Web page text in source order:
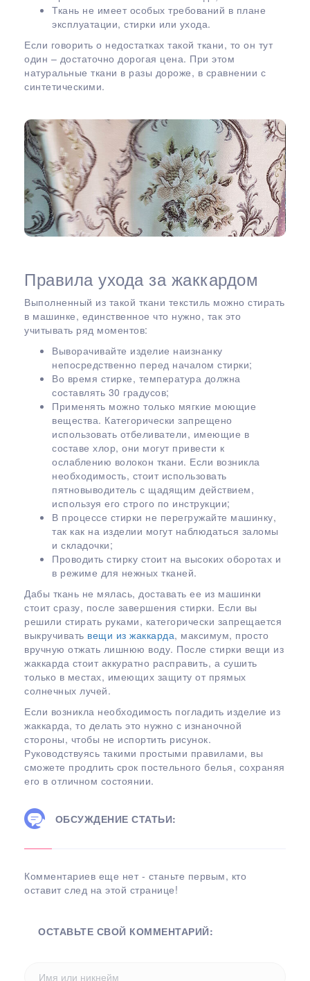
Ткань не имеет особых требований в плане
эксплуатации, стирки или ухода.
Если говорить о недостатках такой ткани, то он тут
один – достаточно дорогая цена. При этом
натуральные ткани в разы дороже, в сравнении с
синтетическими.
Правила ухода за жаккардом
Выполненный из такой ткани текстиль можно стирать
в машинке, единственное что нужно, так это
учитывать ряд моментов:
Выворачивайте изделие наизнанку
непосредственно перед началом стирки;
Во время стирке, температура должна
составлять 30 градусов;
Применять можно только мягкие моющие
вещества. Категорически запрещено
использовать отбеливатели, имеющие в
составе хлор, они могут привести к
ослаблению волокон ткани. Если возникла
необходимость, стоит использовать
пятновыводитель с щадящим действием,
используя его строго по инструкции;
В процессе стирки не перегружайте машинку,
так как на изделии могут наблюдаться заломы
и складочки;
Проводить стирку стоит на высоких оборотах и
в режиме для нежных тканей.
Дабы ткань не мялась, доставать ее из машинки
стоит сразу, после завершения стирки. Если вы
решили стирать руками, категорически запрещается
выкручивать вещи из жаккарда, максимум, просто
вручную отжать лишнюю воду. После стирки вещи из
жаккарда стоит аккуратно расправить, а сушить
только в местах, имеющих защиту от прямых
солнечных лучей.
Если возникла необходимость погладить изделие из
жаккарда, то делать это нужно с изнаночной
стороны, чтобы не испортить рисунок.
Руководствуясь такими простыми правилами, вы
сможете продлить срок постельного белья, сохраняя
его в отличном состоянии.
ОБСУЖДЕНИЕ СТАТЬИ:
Комментариев еще нет - станьте первым, кто
оставит след на этой странице!
ОСТАВЬТЕ СВОЙ КОММЕНТАРИЙ: